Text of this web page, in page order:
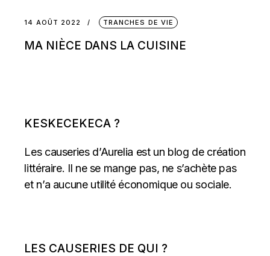
14 AOÛT 2022 TRANCHES DE VIE
MA NIÈCE DANS LA CUISINE
KESKECEKECA ?
Les causeries d’Aurelia est un blog de création
littéraire. Il ne se mange pas, ne s’achète pas
et n’a aucune utilité économique ou sociale.
LES CAUSERIES DE QUI ?